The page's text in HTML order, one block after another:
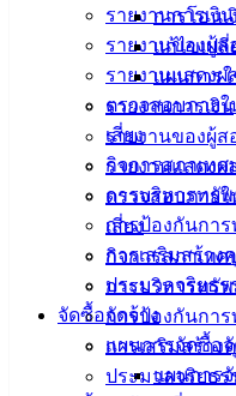
รายงานการเงิน
รายงานของผู้
รายงานแสดง
ตรวจสอบภาย
เสี่ยง
กิจการสภาเทศ
การบริหารทรั
การป้องกันกา
การเสริมสร้า
ประมวลจริยธ
จัดซื้อจัดจ้าง
แผนการจัดซื้อจั
แผนการ
การโอน
แก้ไขเป
แผนการ
รายงานการเงิน
รายงานของผู้
รายงานแสดง
ตรวจสอบภาย
เสี่ยง
กิจการสภาเทศ
การบริหารทรั
การป้องกันกา
การเสริมสร้า
ประมวลจริยธ
038-
142-100-104
บริการ
ประชาชน
ดาวน์โหลด
ฟอร์ม,
เอกสาร
สำหรับ